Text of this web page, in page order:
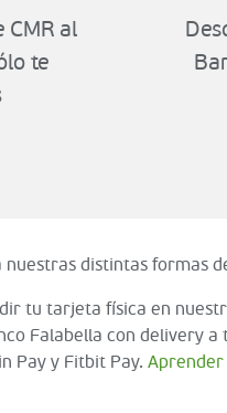
al
te
nuestras distintas formas
tu tarjeta física en
Falabella con delivery a
Pay y Fitbit Pay.